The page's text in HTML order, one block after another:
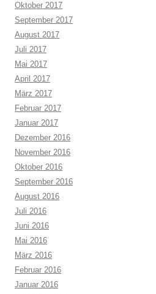
Oktober 2017
September 2017
August 2017
Juli 2017
Mai 2017
April 2017
März 2017
Februar 2017
Januar 2017
Dezember 2016
November 2016
Oktober 2016
September 2016
August 2016
Juli 2016
Juni 2016
Mai 2016
März 2016
Februar 2016
Januar 2016